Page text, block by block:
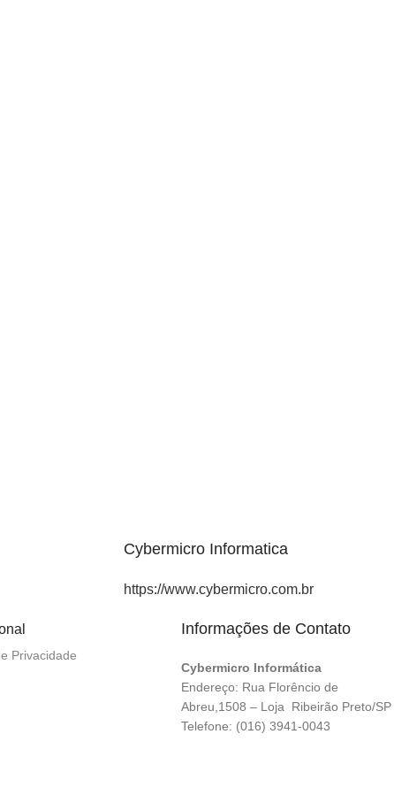
Cybermicro Informatica
https://www.cybermicro.com.br
Privacidade
Informações de Contato
Cybermicro Informática
Endereço: Rua Florêncio de
Abreu,1508 – Loja Ribeirão Preto/SP
Telefone: (016) 3941-0043